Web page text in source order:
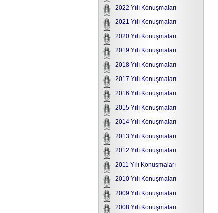
2022 Yılı Konuşmaları
2021 Yılı Konuşmaları
2020 Yılı Konuşmaları
2019 Yılı Konuşmaları
2018 Yılı Konuşmaları
2017 Yılı Konuşmaları
2016 Yılı Konuşmaları
2015 Yılı Konuşmaları
2014 Yılı Konuşmaları
2013 Yılı Konuşmaları
2012 Yılı Konuşmaları
2011 Yılı Konuşmaları
2010 Yılı Konuşmaları
2009 Yılı Konuşmaları
2008 Yılı Konuşmaları